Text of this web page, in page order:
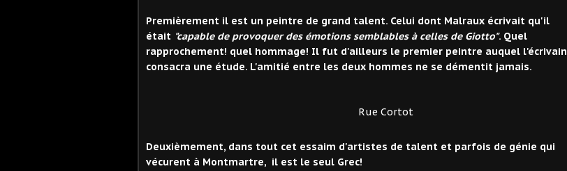
Premièrement il est un peintre de grand talent. Celui dont Malraux écrivait qu'il
était "capable de provoquer des émotions semblables à celles de Giotto". Quel
rapprochement! quel hommage! Il fut d'ailleurs le premier peintre auquel l'écrivain
consacra une étude. L'amitié entre les deux hommes ne se démentit jamais.
Rue Cortot
Deuxièmement, dans tout cet essaim d'artistes de talent et parfois de génie qui
vécurent à Montmartre, il est le seul Grec!